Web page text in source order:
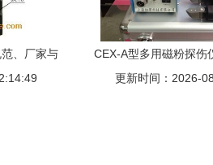
、厂家与
CEX-A型多用磁粉探伤
专业之
更新时间：2026-